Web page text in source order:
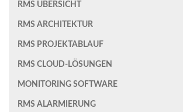
RMS ÜBERSICHT
RMS ARCHITEKTUR
RMS PROJEKTABLAUF
RMS CLOUD-LÖSUNGEN
MONITORING SOFTWARE
RMS ALARMIERUNG